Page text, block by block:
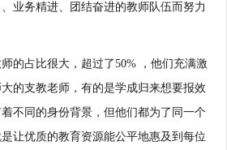
业务精进、团结奋进的教师队伍而努力
占比很大，超过了50% ，他们充满激
的支教老师，有的是学成归来想要报效
不同的身份背景，但他们都为了同一个
让优质的教育资源能公平地惠及到每位